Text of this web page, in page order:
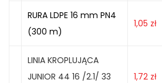
RURA LDPE 16 mm PN4
(300 m)
1,05 zł
LINIA KROPLUJĄCA
JUNIOR 44 16 /2.1/ 33
1,72 zł